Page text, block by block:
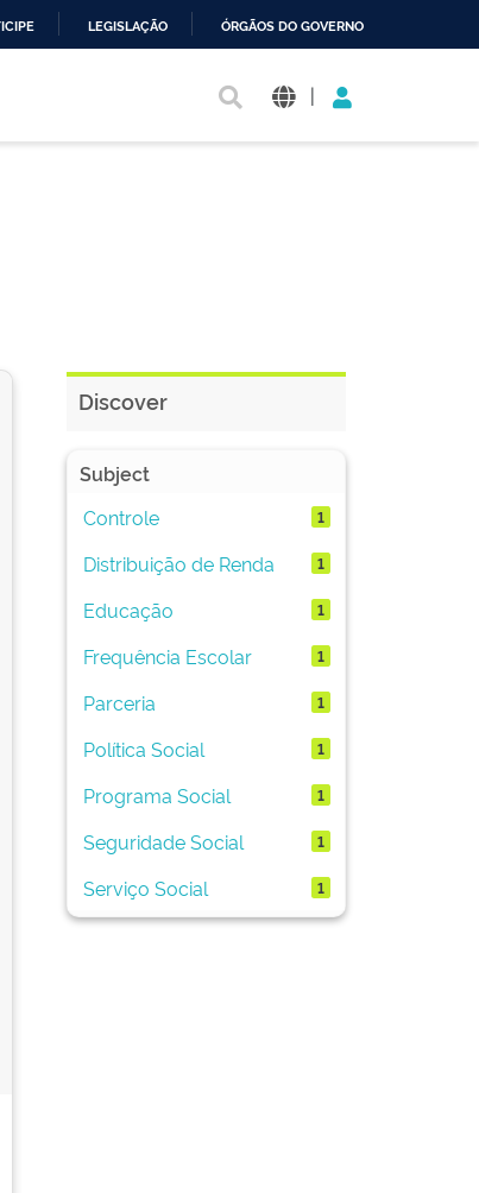
LEGISLAÇÃO ÓRGÃOS DO GOVERNO
|
Discover
Subject
Controle
1
Distribuição de Renda 1
Educação 1
Frequência Escolar 1
Parceria 1
Política Social 1
Programa Social 1
Seguridade Social 1
Serviço Social 1